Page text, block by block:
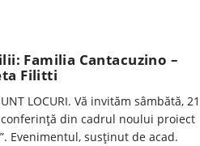
Familia Cantacuzino –
Filitti
LOCURI. Vă invităm sâmbătă, 21
din cadrul noului proiect
Evenimentul, susținut de acad.